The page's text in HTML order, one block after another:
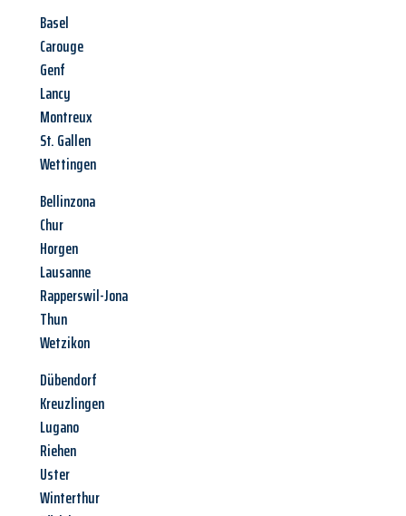
Basel
Carouge
Genf
Lancy
Montreux
St. Gallen
Wettingen
Bellinzona
Chur
Horgen
Lausanne
Rapperswil-Jona
Thun
Wetzikon
Dübendorf
Kreuzlingen
Lugano
Riehen
Uster
Winterthur